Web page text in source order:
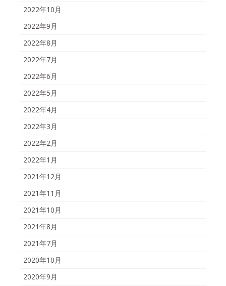
2022年10月
2022年9月
2022年8月
2022年7月
2022年6月
2022年5月
2022年4月
2022年3月
2022年2月
2022年1月
2021年12月
2021年11月
2021年10月
2021年8月
2021年7月
2020年10月
2020年9月